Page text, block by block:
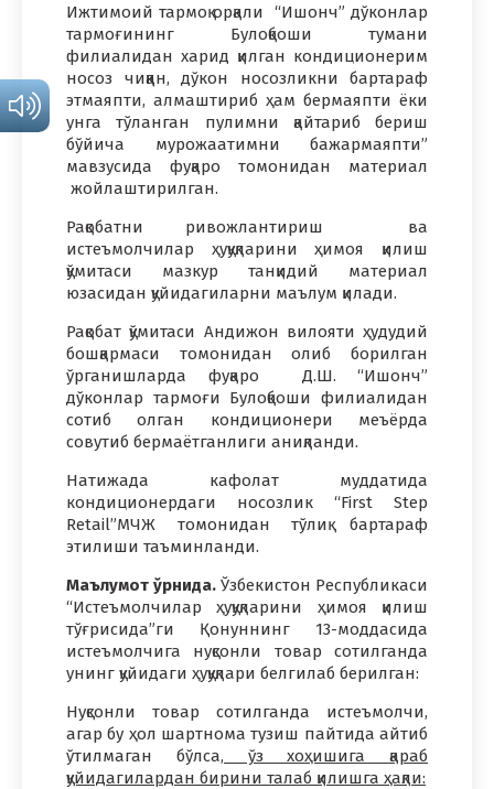
Ижтимоий тармоқ орқали “Ишонч” дўконлар
тармоғининг Булоқбоши тумани
филиалидан харид қилган кондиционерим
носоз чиққан, дўкон носозликни бартараф
этмаяпти, алмаштириб ҳам бермаяпти ёки
унга тўланган пулимни қайтариб бериш
бўйича мурожаатимни бажармаяпти”
мавзусида фуқаро томонидан материал
жойлаштирилган.
Рақобатни ривожлантириш ва
истеъмолчилар ҳуқуқларини ҳимоя қилиш
қўмитаси мазкур танқидий материал
юзасидан қуйидагиларни маълум қилади.
Рақобат қўмитаси Андижон вилояти ҳудудий
бошқармаси томонидан олиб борилган
ўрганишларда фуқаро Д.Ш. “Ишонч”
дўконлар тармоғи Булоқбоши филиалидан
сотиб олган кондиционери меъёрда
совутиб бермаётганлиги аниқланди.
Натижада кафолат муддатида
кондиционердаги носозлик “First Step
Retail”МЧЖ томонидан тўлиқ бартараф
этилиши таъминланди.
Маълумот ўрнида. Ўзбекистон Республикаси
“Истеъмолчилар ҳуқуқларини ҳимоя қилиш
тўғрисида”ги Қонуннинг 13-моддасида
истеъмолчига нуқсонли товар сотилганда
унинг қуйидаги ҳуқуқлари белгилаб берилган:
Нуқсонли товар сотилганда истеъмолчи,
агар бу ҳол шартнома тузиш пайтида айтиб
ўтилмаган бўлса, ўз хоҳишига қараб
қуйидагилардан бирини талаб қилишга ҳақли: